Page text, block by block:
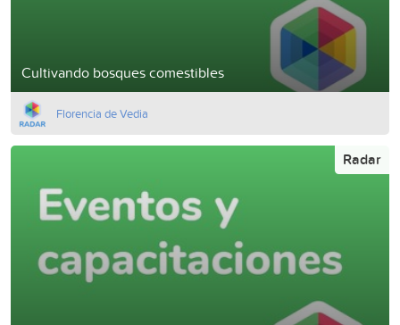
Cultivando bosques comestibles
Florencia de Vedia
Radar